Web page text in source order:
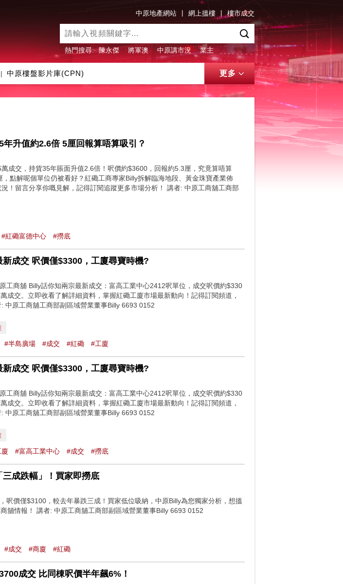
中原地產網站 | 網上搵樓 | 樓市成交
熱門搜尋: 陳永傑 將軍澳 中原講市況 業主
| 中原樓盤影片庫(CPN) 更多
升值約2.6倍 5厘回報算唔算吸引？
成交，持貨35年賬面升值2.6倍！呎價約$3600，回報約5.3厘，究竟算唔算
點解呢個單位仍被看好？紅磡工商專家Billy拆解臨海地段、黃金珠寶產業佈
！留言分享你嘅見解，記得訂閱追蹤更多市場分析！ 講者: 中原工商舖工商部
#紅磡富德中心 #撈底
成交 呎價僅$3300，工廈尋寶時機?
工商舖 Billy話你知兩宗最新成交：富高工業中心2412呎單位，成交呎價約$330
成交。立即收看了解詳細資料，掌握紅磡工廈市場最新動向！記得訂閱頻道，
中原工商舖工商部副區域營業董事Billy 6693 0152
#半島廣場 #成交 #紅磡 #工廈
成交 呎價僅$3300，工廈尋寶時機?
工商舖 Billy話你知兩宗最新成交：富高工業中心2412呎單位，成交呎價約$330
成交。立即收看了解詳細資料，掌握紅磡工廈市場最新動向！記得訂閱頻道，
中原工商舖工商部副區域營業董事Billy 6693 0152
#富高工業中心 #成交 #撈底
成跌幅」！買家即撈底
呎價僅$3100，較去年暴跌三成！買家低位吸納，中原Billy為您獨家分析，想搵
舖情報！ 講者: 中原工商舖工商部副區域營業董事Billy 6693 0152
#成交 #商廈 #紅磡
成交 比同棟呎價半年飆6%！